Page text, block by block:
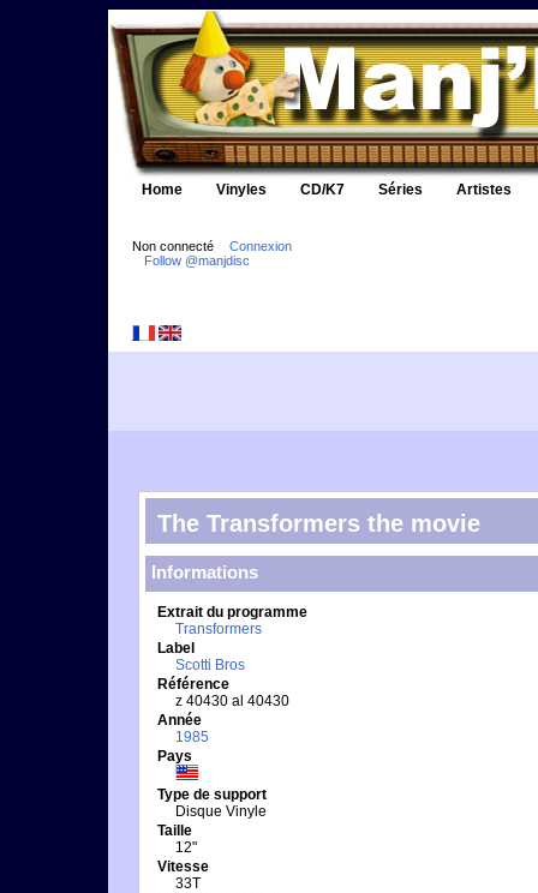
Home Vinyles CD/K7 Séries Artistes
Non connecté
Connexion
Follow @manjdisc
The Transformers the movie
Informations
Extrait du programme
Transformers
Label
Scotti Bros
Référence
z 40430 al 40430
Année
1985
Pays
Type de support
Disque Vinyle
Taille
12"
Vitesse
33T